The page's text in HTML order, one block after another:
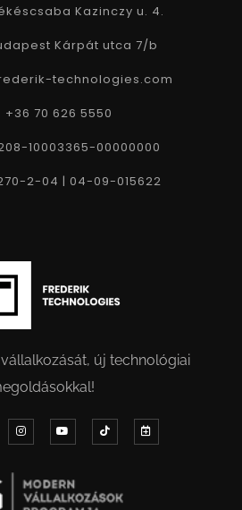
Kazinczy u. 4.
Kárpát utca 7/b
technologies.com
+36 70 626 5550
10003365-00000000
2-04 | 04-09-015622
új technológiai